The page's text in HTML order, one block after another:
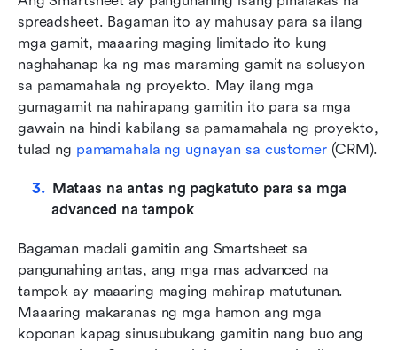
spreadsheet. Bagaman ito ay mahusay para sa ilang
mga gamit, maaaring maging limitado ito kung
naghahanap ka ng mas maraming gamit na solusyon
sa pamamahala ng proyekto. May ilang mga
gumagamit na nahirapang gamitin ito para sa mga
gawain na hindi kabilang sa pamamahala ng proyekto,
tulad ng pamamahala ng ugnayan sa customer (CRM).
Mataas na antas ng pagkatuto para sa mga
advanced na tampok
Bagaman madali gamitin ang Smartsheet sa
pangunahing antas, ang mga mas advanced na
tampok ay maaaring maging mahirap matutunan.
Maaaring makaranas ng mga hamon ang mga
koponan kapag sinusubukang gamitin nang buo ang